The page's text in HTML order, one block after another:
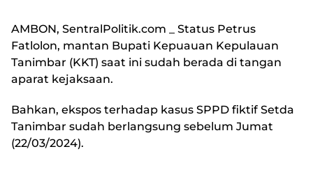
AMBON, SentralPolitik.com _ Status Petrus
Fatlolon, mantan Bupati Kepuauan Kepulauan
Tanimbar (KKT) saat ini sudah berada di tangan
aparat kejaksaan.
Bahkan, ekspos terhadap kasus SPPD fiktif Setda
Tanimbar sudah berlangsung sebelum Jumat
(22/03/2024).